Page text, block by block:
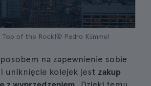
Top of the Rock|© Pedro Kümmel
na zapewnienie sobie
uniknięcie kolejek jest zakup